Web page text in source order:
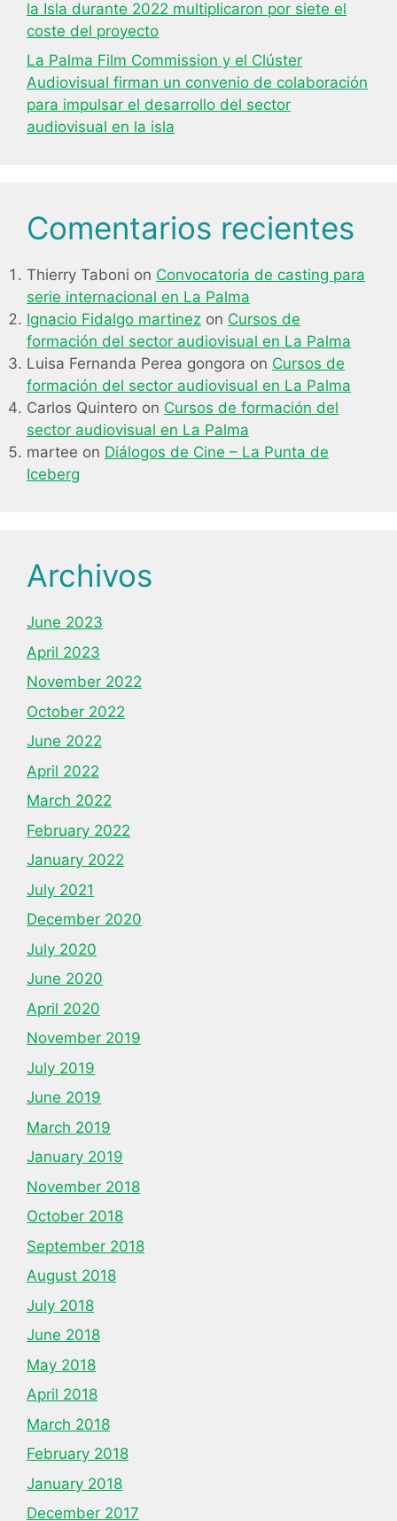
la Isla durante 2022 multiplicaron por siete el
coste del proyecto
La Palma Film Commission y el Clúster
Audiovisual firman un convenio de colaboración
para impulsar el desarrollo del sector
audiovisual en la isla
Comentarios recientes
Thierry Taboni on Convocatoria de casting para
serie internacional en La Palma
Ignacio Fidalgo martinez on Cursos de
formación del sector audiovisual en La Palma
Luisa Fernanda Perea gongora on Cursos de
formación del sector audiovisual en La Palma
Carlos Quintero on Cursos de formación del
sector audiovisual en La Palma
martee on Diálogos de Cine – La Punta de
Iceberg
Archivos
June 2023
April 2023
November 2022
October 2022
June 2022
April 2022
March 2022
February 2022
January 2022
July 2021
December 2020
July 2020
June 2020
April 2020
November 2019
July 2019
June 2019
March 2019
January 2019
November 2018
October 2018
September 2018
August 2018
July 2018
June 2018
May 2018
April 2018
March 2018
February 2018
January 2018
December 2017